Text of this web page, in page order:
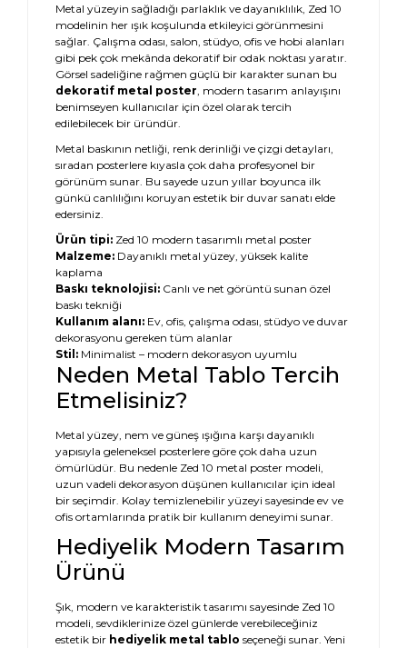
Metal yüzeyin sağladığı parlaklık ve dayanıklılık, Zed 10
modelinin her ışık koşulunda etkileyici görünmesini
sağlar. Çalışma odası, salon, stüdyo, ofis ve hobi alanları
gibi pek çok mekânda dekoratif bir odak noktası yaratır.
Görsel sadeliğine rağmen güçlü bir karakter sunan bu
dekoratif metal poster, modern tasarım anlayışını
benimseyen kullanıcılar için özel olarak tercih
edilebilecek bir üründür.
Metal baskının netliği, renk derinliği ve çizgi detayları,
sıradan posterlere kıyasla çok daha profesyonel bir
görünüm sunar. Bu sayede uzun yıllar boyunca ilk
günkü canlılığını koruyan estetik bir duvar sanatı elde
edersiniz.
Ürün tipi: Zed 10 modern tasarımlı metal poster
Malzeme: Dayanıklı metal yüzey, yüksek kalite
kaplama
Baskı teknolojisi: Canlı ve net görüntü sunan özel
baskı tekniği
Kullanım alanı: Ev, ofis, çalışma odası, stüdyo ve duvar
dekorasyonu gereken tüm alanlar
Stil: Minimalist – modern dekorasyon uyumlu
Neden Metal Tablo Tercih
Etmelisiniz?
Metal yüzey, nem ve güneş ışığına karşı dayanıklı
yapısıyla geleneksel posterlere göre çok daha uzun
ömürlüdür. Bu nedenle Zed 10 metal poster modeli,
uzun vadeli dekorasyon düşünen kullanıcılar için ideal
bir seçimdir. Kolay temizlenebilir yüzeyi sayesinde ev ve
ofis ortamlarında pratik bir kullanım deneyimi sunar.
Hediyelik Modern Tasarım
Ürünü
Şık, modern ve karakteristik tasarımı sayesinde Zed 10
modeli, sevdiklerinize özel günlerde verebileceğiniz
estetik bir hediyelik metal tablo seçeneği sunar. Yeni